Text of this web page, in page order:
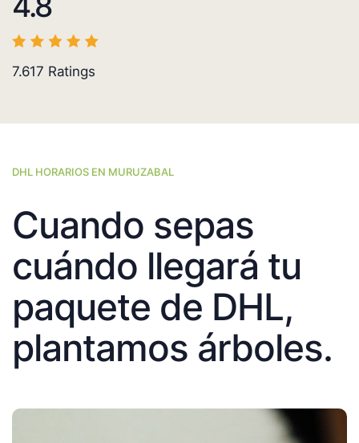
7.617 Ratings
DHL HORARIOS EN MURUZABAL
Cuando sepas
cuándo llegará tu
paquete de DHL,
plantamos árboles.